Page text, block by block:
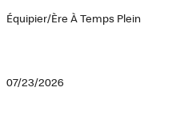
Équipier/ère À Temps Plein
07/23/2026